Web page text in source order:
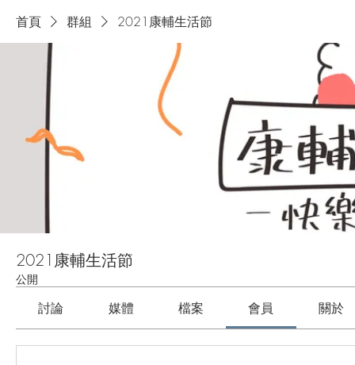
首頁 群組 2021康輔生活節
2021康輔生活節
公開
討論 媒體 檔案 會員 關於